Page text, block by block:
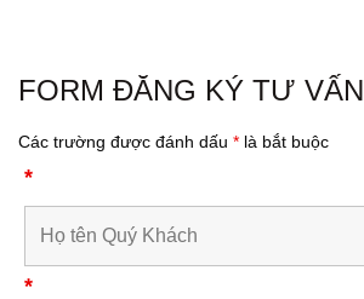
FORM ĐĂNG KÝ TƯ VẤN
Các trường được đánh dấu * là bắt buộc
*
*